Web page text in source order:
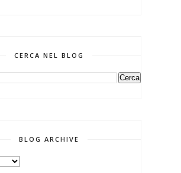
CERCA NEL BLOG
BLOG ARCHIVE